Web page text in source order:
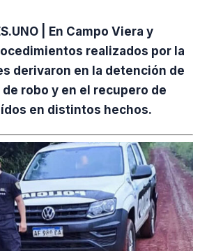
| En Campo Viera y
realizados por la
derivaron en la detención de
robo y en el recupero de
en distintos hechos.